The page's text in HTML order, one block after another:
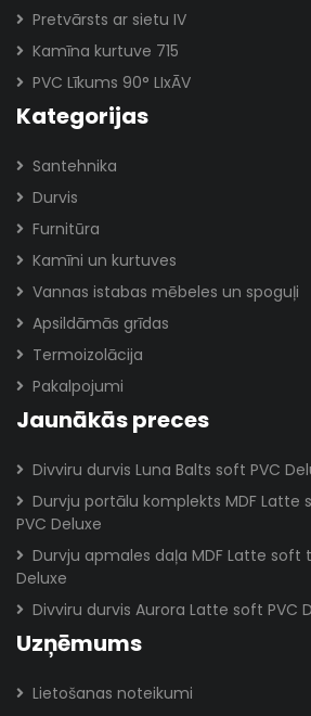
Pretvārsts ar sietu IV
Kamīna kurtuve 715
PVC Līkums 90° LIxĀV
Kategorijas
Santehnika
Durvis
Furnitūra
Kamīni un kurtuves
Vannas istabas mēbeles un spoguļi
Apsildāmās grīdas
Termoizolācija
Pakalpojumi
Jaunākās preces
Divviru durvis Luna Balts soft PVC
Durvju portālu komplekts MDF Latte
PVC Deluxe
Durvju apmales daļa MDF Latte soft
Deluxe
Divviru durvis Aurora Latte soft PVC
Uzņēmums
Lietošanas noteikumi